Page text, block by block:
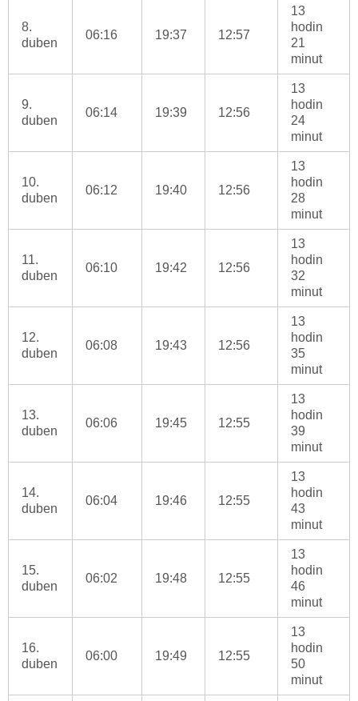
8.
duben
06:16 19:37 12:57
13
hodin
21
minut
9.
duben
06:14 19:39 12:56
13
hodin
24
minut
10.
duben
06:12 19:40 12:56
13
hodin
28
minut
11.
duben
06:10 19:42 12:56
13
hodin
32
minut
12.
duben
06:08 19:43 12:56
13
hodin
35
minut
13.
duben
06:06 19:45 12:55
13
hodin
39
minut
14.
duben
06:04 19:46 12:55
13
hodin
43
minut
15.
duben
06:02 19:48 12:55
13
hodin
46
minut
16.
duben
06:00 19:49 12:55
13
hodin
50
minut